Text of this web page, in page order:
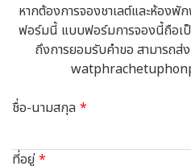
หากต้องการจองชาเลต์และห้อง
ฟอร์มนี้ แบบฟอร์มการจองนี้ถือเป็
ถึงการยอมรับคำขอ สามารถส่
ชื่อ-นามสกุล
ที่อยู่